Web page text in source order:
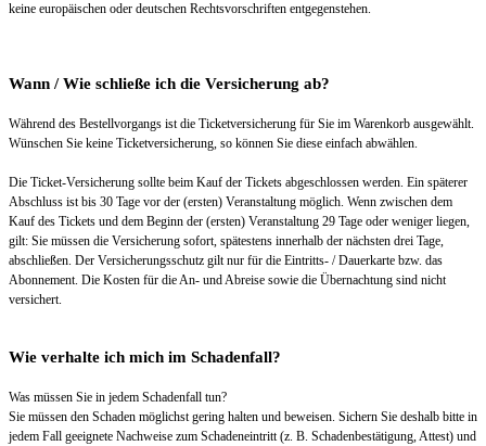
keine europäischen oder deutschen Rechtsvorschriften entgegenstehen.
Wann / Wie schließe ich die Versicherung ab?
Während des Bestellvorgangs ist die Ticketversicherung für Sie im Warenkorb ausgewählt.
Wünschen Sie keine Ticketversicherung, so können Sie diese einfach abwählen.
Die Ticket-Versicherung sollte beim Kauf der Tickets abgeschlossen werden. Ein späterer
Abschluss ist bis 30 Tage vor der (ersten) Veranstaltung möglich. Wenn zwischen dem
Kauf des Tickets und dem Beginn der (ersten) Veranstaltung 29 Tage oder weniger liegen,
gilt: Sie müssen die Versicherung sofort, spätestens innerhalb der nächsten drei Tage,
abschließen. Der Versicherungsschutz gilt nur für die Eintritts- / Dauerkarte bzw. das
Abonnement. Die Kosten für die An- und Abreise sowie die Übernachtung sind nicht
versichert.
Wie verhalte ich mich im Schadenfall?
Was müssen Sie in jedem Schadenfall tun?
Sie müssen den Schaden möglichst gering halten und beweisen. Sichern Sie deshalb bitte in
jedem Fall geeignete Nachweise zum Schadeneintritt (z. B. Schadenbestätigung, Attest) und